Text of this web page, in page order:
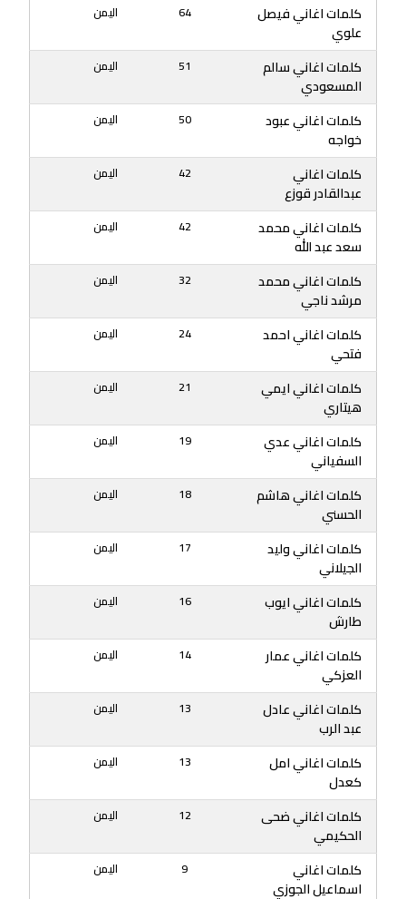
كلمات اغاني فيصل
علوي
64 اليمن
كلمات اغاني سالم
المسعودي
51 اليمن
كلمات اغاني عبود
خواجه
50 اليمن
كلمات اغاني
عبدالقادر قوزع
42 اليمن
كلمات اغاني محمد
سعد عبد الله
42 اليمن
كلمات اغاني محمد
مرشد ناجي
32 اليمن
كلمات اغاني احمد
فتحي
24 اليمن
كلمات اغاني ايمي
هيتاري
21 اليمن
كلمات اغاني عدي
السفياني
19 اليمن
كلمات اغاني هاشم
الحسني
18 اليمن
كلمات اغاني وليد
الجيلاني
17 اليمن
كلمات اغاني ايوب
طارش
16 اليمن
كلمات اغاني عمار
العزكي
14 اليمن
كلمات اغاني عادل
عبد الرب
13 اليمن
كلمات اغاني امل
كعدل
13 اليمن
كلمات اغاني ضحى
الحكيمي
12 اليمن
كلمات اغاني
اسماعيل الجوزي
9 اليمن